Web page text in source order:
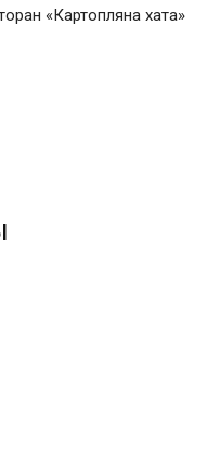
«Картопляна хата»